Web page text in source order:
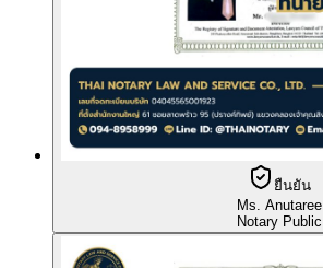
ยืนยัน
Ms. Anutaree
Notary Public